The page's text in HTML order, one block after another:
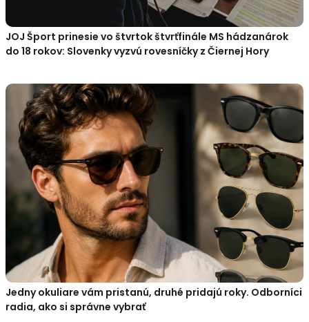
JOJ Šport prinesie vo štvrtok štvrťfinále MS hádzanárok
do 18 rokov: Slovenky vyzvú rovesníčky z Čiernej Hory
Jedny okuliare vám pristanú, druhé pridajú roky. Odborníci
radia, ako si správne vybrať